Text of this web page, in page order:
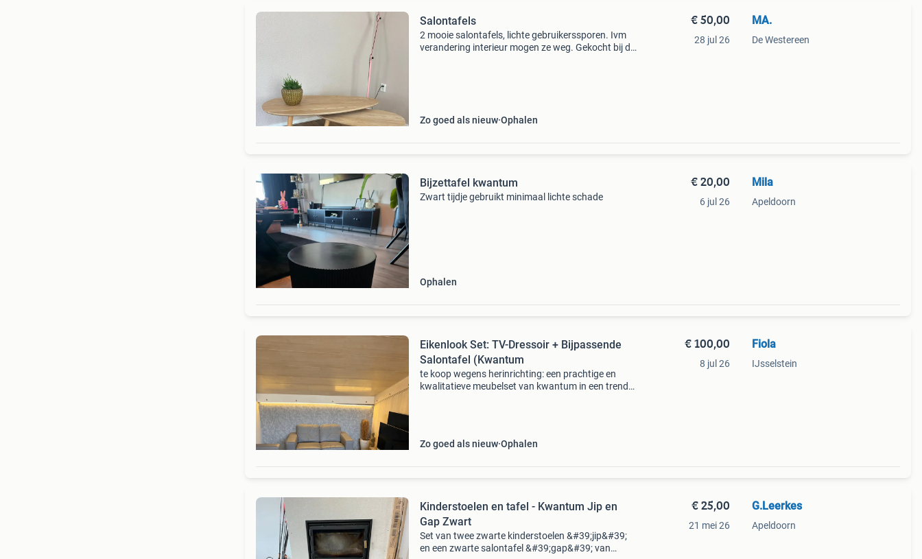
Salontafels
2 mooie salontafels, lichte gebruikerssporen. Ivm
verandering interieur mogen ze weg. Gekocht bij de
Zo goed als nieuw Ophalen
€ 50,00
28 jul 26
MA.
De Westereen
Bijzettafel kwantum
Zwart tijdje gebruikt minimaal lichte schade
Ophalen
€ 20,00
6 jul 26
Mila
Apeldoorn
Eikenlook Set: TV-Dressoir + Bijpassende
Salontafel (Kwantum
​te koop wegens herinrichting: een prachtige en
kwalitatieve meubelset van kwantum in een trendy
Zo goed als nieuw Ophalen
€ 100,00
8 jul 26
Fiola
IJsselstein
Kinderstoelen en tafel - Kwantum Jip en
Gap Zwart
Set van twee zwarte kinderstoelen &#39;jip&#39;
en een zwarte salontafel &#39;gap&#39; van
€ 25,00
21 mei 26
G.Leerkes
Apeldoorn